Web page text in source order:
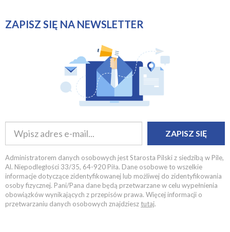
ZAPISZ SIĘ NA NEWSLETTER
ZAPISZ SIĘ
Administratorem danych osobowych jest Starosta Pilski z siedzibą w Pile,
Al. Niepodległości 33/35, 64-920 Piła. Dane osobowe to wszelkie
informacje dotyczące zidentyfikowanej lub możliwej do zidentyfikowania
osoby fizycznej. Pani/Pana dane będą przetwarzane w celu wypełnienia
obowiązków wynikających z przepisów prawa. Więcej informacji o
przetwarzaniu danych osobowych znajdziesz tutaj.